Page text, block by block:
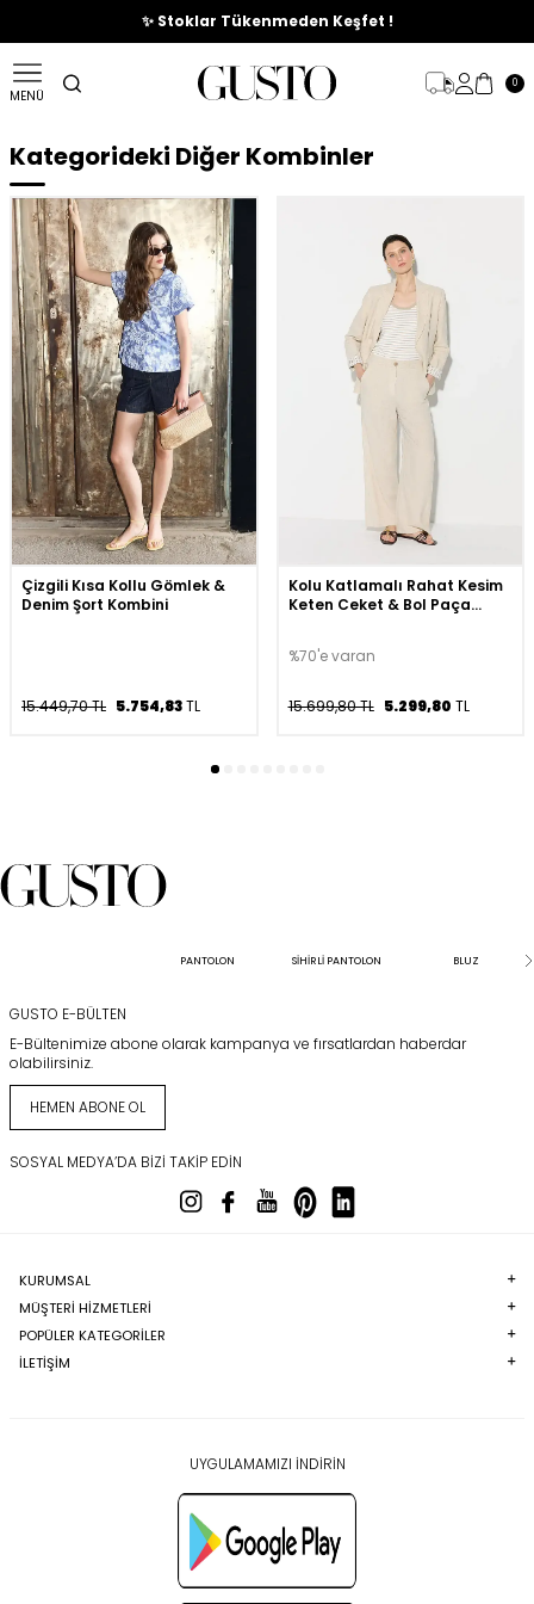
🎉%70'e Varan Büyük Yaz İndirim Başladı !
✨ Stoklar Tükenmeden Keşfet !
MENÜ
0
Kategorideki Diğer Kombinler
Çizgili Kısa Kollu Gömlek &
Denim Şort Kombini
15.449,70 TL 5.754,83TL
Kolu Katlamalı Rahat Kesim
Keten Ceket & Bol Paça
%70'e varan
15.699,80 TL 5.299,80 TL
PANTOLON SİHİRLİ PANTOLON BLUZ
GUSTO E-BÜLTEN
E-Bültenimize abone olarak kampanya ve fırsatlardan haberdar
olabilirsiniz.
HEMEN ABONE OL
SOSYAL MEDYA’DA BIZI TAKIP EDIN
KURUMSAL
MÜŞTERI HIZMETLERI
POPÜLER KATEGORILER
İLETİŞİM
UYGULAMAMIZI İNDİRİN